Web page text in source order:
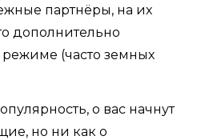
партнёры, на их
дополнительно
режиме (часто земных
о вас начнут
но ни как о